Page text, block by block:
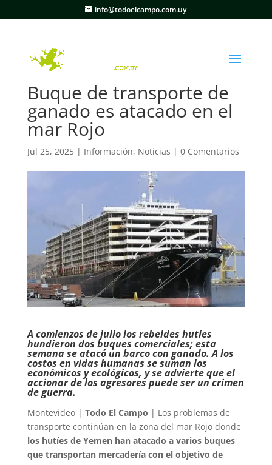
info@todoelcampo.com.uy
Buque de transporte de
ganado es atacado en el
mar Rojo
Jul 25, 2025| Información, Noticias | 0 Comentarios
A comienzos de julio los rebeldes hutíes
hundieron dos buques comerciales; esta
semana se atacó un barco con ganado. A los
costos en vidas humanas se suman los
económicos y ecológicos, y se advierte que el
accionar de los agresores puede ser un crimen
de guerra.
Montevideo | Todo El Campo | Los problemas de
transporte continúan en la zona del mar Rojo donde
los hutíes de Yemen han atacado a varios buques
que transportan mercadería con el objetivo de